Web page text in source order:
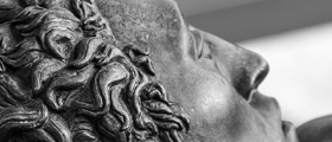
Stadio dei Marmi